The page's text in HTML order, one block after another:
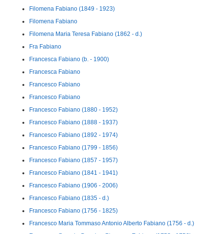
Filomena Fabiano (1849 - 1923)
Filomena Fabiano
Filomena Maria Teresa Fabiano (1862 - d.)
Fra Fabiano
Francesca Fabiano (b. - 1900)
Francesca Fabiano
Francesco Fabiano
Francesco Fabiano
Francesco Fabiano (1880 - 1952)
Francesco Fabiano (1888 - 1937)
Francesco Fabiano (1892 - 1974)
Francesco Fabiano (1799 - 1856)
Francesco Fabiano (1857 - 1957)
Francesco Fabiano (1841 - 1941)
Francesco Fabiano (1906 - 2006)
Francesco Fabiano (1835 - d.)
Francesco Fabiano (1756 - 1825)
Francesco Maria Tommaso Antonio Alberto Fabiano (1756 - d.)